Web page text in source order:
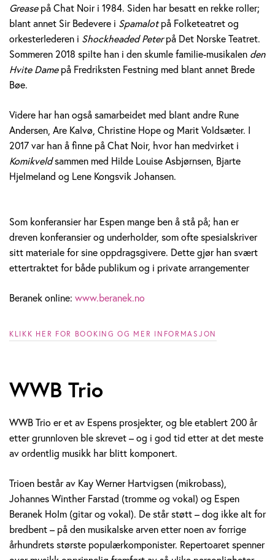
Greasepå Chat Noir i 1984. Siden har besatt en rekke roller;
blant annet Sir Bedevere i Spamalotpå Folketeatret og
orkesterlederen i Shockheaded Peterpå Det Norske Teatret.
Sommeren 2018 spilte han i den skumle familie-musikalen den
Hvite Damepå Fredriksten Festning med blant annet Brede
Bøe.
Videre har han også samarbeidet med blant andre Rune
Andersen, Are Kalvø, Christine Hope og Marit Voldsæter. I
2017 var han å finne på Chat Noir, hvor han medvirket i
Komikveldsammen med Hilde Louise Asbjørnsen, Bjarte
Hjelmeland og Lene Kongsvik Johansen.
Som konferansier har Espen mange ben å stå på; han er
dreven konferansier og underholder, som ofte spesialskriver
sitt materiale for sine oppdragsgivere. Dette gjør han svært
ettertraktet for både publikum og i private arrangementer
Beranek online: www.beranek.no
KLIKK HER FOR BOOKING OG MER INFORMASJON
WWB Trio
WWB Trio er et av Espens prosjekter, og ble etablert 200 år
etter grunnloven ble skrevet – og i god tid etter at det meste
av ordentlig musikk har blitt komponert.
Trioen består av Kay Werner Hartvigsen (mikrobass),
Johannes Winther Farstad (tromme og vokal) og Espen
Beranek Holm (gitar og vokal). De står støtt – dog ikke alt for
bredbent – på den musikalske arven etter noen av forrige
århundrets største populærkomponister. Repertoaret spenner